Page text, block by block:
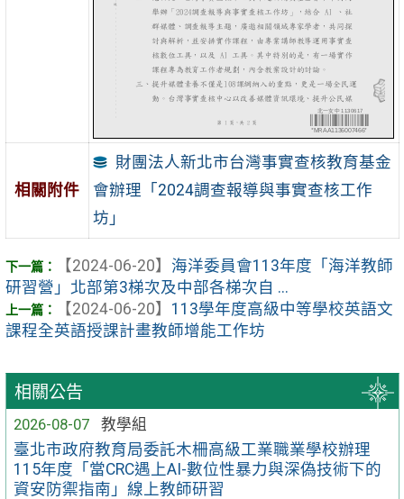
相關公告
2026-08-07
教學組
臺北市政府教育局委託木柵高級工業職業學校辦理
115年度「當CRC遇上AI-數位性暴力與深偽技術下的
資安防禦指南」線上教師研習
相關附件
財團法人新北市台灣事實查核教育基金
會辦理「2024調查報導與事實查核工作
坊」
【2024-06-20】 海洋委員會113年度「海洋教師
研習營」北部第3梯次及中部各梯次自 ...
【2024-06-20】 113學年度高級中等學校英語文
課程全英語授課計畫教師增能工作坊